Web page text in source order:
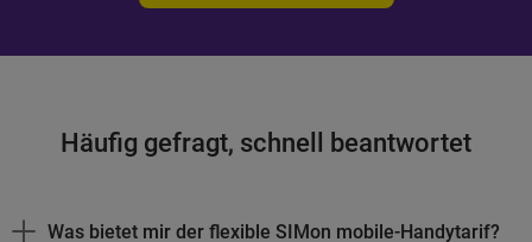
Häufig gefragt, schnell beantwortet
Was bietet mir der flexible SIMon mobile-Handytarif?